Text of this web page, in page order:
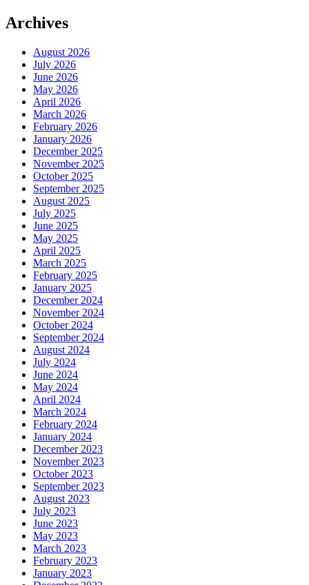
Archives
August 2026
July 2026
June 2026
May 2026
April 2026
March 2026
February 2026
January 2026
December 2025
November 2025
October 2025
September 2025
August 2025
July 2025
June 2025
May 2025
April 2025
March 2025
February 2025
January 2025
December 2024
November 2024
October 2024
September 2024
August 2024
July 2024
June 2024
May 2024
April 2024
March 2024
February 2024
January 2024
December 2023
November 2023
October 2023
September 2023
August 2023
July 2023
June 2023
May 2023
March 2023
February 2023
January 2023